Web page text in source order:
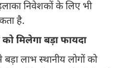
निवेशकों के लिए भी
है.
मिलेगा बड़ा फायदा
लाभ स्थानीय लोगों को